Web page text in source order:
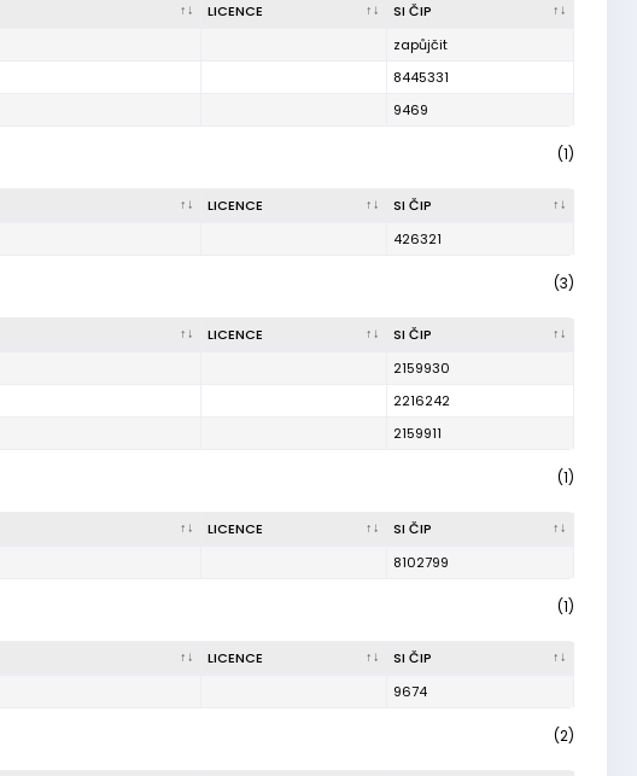
LICENCE
SI ČIP
zapůjčit
8445331
9469
(1)
LICENCE
SI ČIP
426321
(3)
LICENCE
SI ČIP
2159930
2216242
2159911
(1)
LICENCE
SI ČIP
8102799
(1)
LICENCE
SI ČIP
9674
(2)